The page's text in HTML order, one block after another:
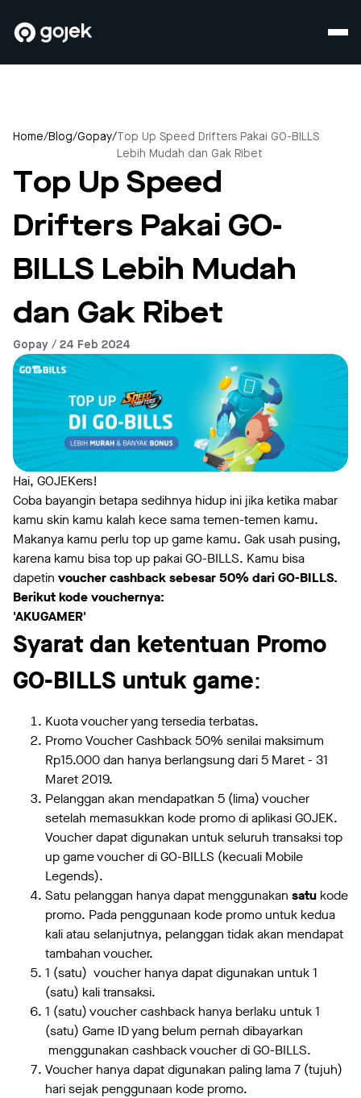
Home/Blog/Gopay/ Top Up Speed Drifters Pakai GO-BILLS
Lebih Mudah dan Gak Ribet
Top Up Speed
Drifters Pakai GO-
BILLS Lebih Mudah
dan Gak Ribet
Gopay / 24 Feb 2024
Hai, GOJEKers!
Coba bayangin betapa sedihnya hidup ini jika ketika mabar
kamu skin kamu kalah kece sama temen-temen kamu.
Makanya kamu perlu top up game kamu. Gak usah pusing,
karena kamu bisa top up pakai GO-BILLS. Kamu bisa
dapetin voucher cashback sebesar 50% dari GO-BILLS.
Berikut kode vouchernya:
'AKUGAMER'
Syarat dan ketentuan Promo
GO-BILLS untuk game:
Kuota voucher yang tersedia terbatas.
Promo Voucher Cashback 50% senilai maksimum
Rp15.000 dan hanya berlangsung dari 5 Maret - 31
Maret 2019.
Pelanggan akan mendapatkan 5 (lima) voucher
setelah memasukkan kode promo di aplikasi GOJEK.
Voucher dapat digunakan untuk seluruh transaksi top
up game voucher di GO-BILLS (kecuali Mobile
Legends).
Satu pelanggan hanya dapat menggunakan satu kode
promo. Pada penggunaan kode promo untuk kedua
kali atau selanjutnya, pelanggan tidak akan mendapat
tambahan voucher.
1 (satu) voucher hanya dapat digunakan untuk 1
(satu) kali transaksi.
1 (satu) voucher cashback hanya berlaku untuk 1
(satu) Game ID yang belum pernah dibayarkan
menggunakan cashback voucher di GO-BILLS.
Voucher hanya dapat digunakan paling lama 7 (tujuh)
hari sejak penggunaan kode promo.